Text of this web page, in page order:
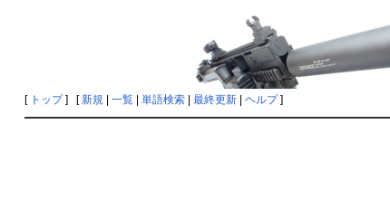
[ トップ] [新規| 一覧| 単語検索| 最終更新| ヘルプ]